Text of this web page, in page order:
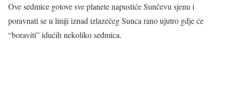
Ove sedmice gotove sve planete napustiće Sunčevu sjenu i
poravnati se u liniji iznad izlazećeg Sunca rano ujutro gdje će
“boraviti” idućih nekoliko sedmica.